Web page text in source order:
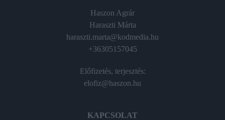
Haszon Agrár
Haraszti Márta
haraszti.marta@kodmedia.hu
+36305157045
Előfizetés, terjesztés:
elofiz@haszon.hu
KAPCSOLAT